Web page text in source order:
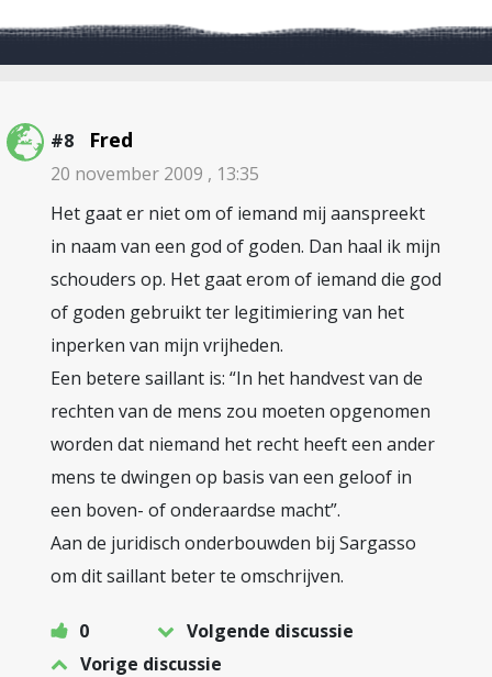
#8 Fred
20 november 2009 , 13:35
Het gaat er niet om of iemand mij aanspreekt
in naam van een god of goden. Dan haal ik mijn
schouders op. Het gaat erom of iemand die god
of goden gebruikt ter legitimiering van het
inperken van mijn vrijheden.
Een betere saillant is: “In het handvest van de
rechten van de mens zou moeten opgenomen
worden dat niemand het recht heeft een ander
mens te dwingen op basis van een geloof in
een boven- of onderaardse macht”.
Aan de juridisch onderbouwden bij Sargasso
om dit saillant beter te omschrijven.
0
Volgende discussie
Vorige discussie